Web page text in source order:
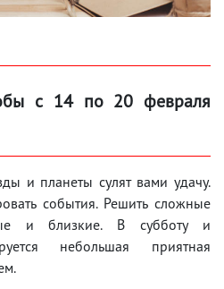
с 14 по 20 февраля
и планеты сулят вами удачу.
события. Решить сложные
и близкие. В субботу и
небольшая приятная